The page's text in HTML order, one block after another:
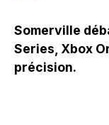
Somerville
Series, Xbox
précision.